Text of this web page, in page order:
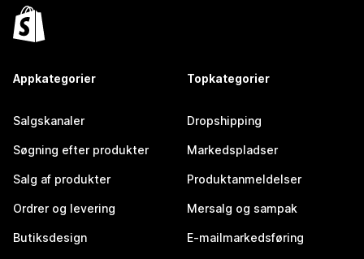
Appkategorier
Salgskanaler
Søgning efter produkter
Salg af produkter
Ordrer og levering
Butiksdesign
Topkategorier
Dropshipping
Markedspladser
Produktanmeldelser
Mersalg og sampak
E-mailmarkedsføring